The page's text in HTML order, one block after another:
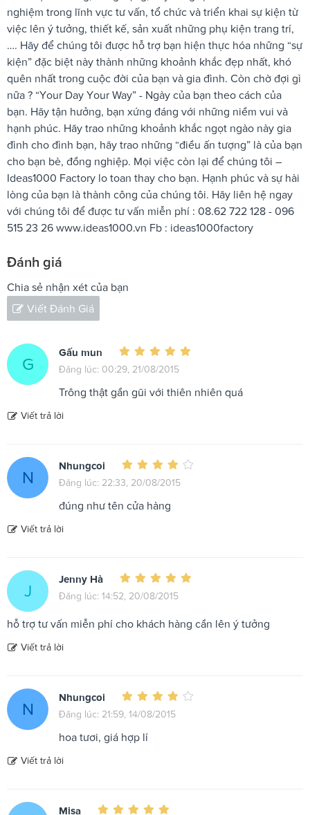
nghiệm trong lĩnh vực tư vấn, tổ chức và triển khai sự kiện từ
việc lên ý tưởng, thiết kế, sản xuất những phụ kiện trang trí,
…. Hãy để chúng tôi được hỗ trợ bạn hiện thực hóa những “sự
kiện” đặc biệt này thành những khoảnh khắc đẹp nhất, khó
quên nhất trong cuộc đời của bạn và gia đình. Còn chờ đợi gì
nữa ? “Your Day Your Way” - Ngày của bạn theo cách của
bạn. Hãy tận hưởng, bạn xứng đáng với những niềm vui và
hạnh phúc. Hãy trao những khoảnh khắc ngọt ngào này gia
đình cho đình bạn, hãy trao những “điều ấn tượng” là của bạn
cho bạn bè, đồng nghiệp. Mọi việc còn lại để chúng tôi –
Ideas1000 Factory lo toan thay cho bạn. Hạnh phúc và sự hài
lòng của bạn là thành công của chúng tôi. Hãy liên hệ ngay
với chúng tôi để được tư vấn miễn phí : 08.62 722 128 - 096
515 23 26 www.ideas1000.vn Fb : ideas1000factory
Đánh giá
Chia sẻ nhận xét của bạn
Viết Đánh Giá
G
Gấu mun
Đăng lúc: 00:29, 21/08/2015
Trông thật gần gũi với thiên nhiên quá
Viết trả lời
N
Nhungcoi
Đăng lúc: 22:33, 20/08/2015
đúng như tên cửa hàng
Viết trả lời
J
Jenny Hà
Đăng lúc: 14:52, 20/08/2015
hỗ trợ tư vấn miễn phí cho khách hàng cần lên ý tưởng
Viết trả lời
N
Nhungcoi
Đăng lúc: 21:59, 14/08/2015
hoa tươi, giá hợp lí
Viết trả lời
Misa